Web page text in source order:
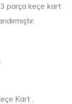
43 parça keçe kart
Kart ,